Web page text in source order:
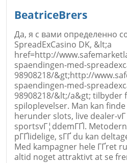
BeatriceBrers
Да, я с вами определенно
SpreadExCasino DK, &lt;a
href=http://
spaendingen-med-
98908218/&gt;http://
spaendingen-med-
98908218/&lt;/a&gt; tilbyder
spiloplevelser. Man kan
herunder slots, live dealer-
sportsvГ¦ddemГҐl.
pГҐlidelige, sГҐ du kan
Med kampagner hele ГҐret
altid noget attraktivt at se